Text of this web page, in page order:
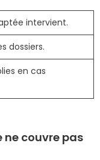
intervient.
dossiers.
en cas
ne couvre pas